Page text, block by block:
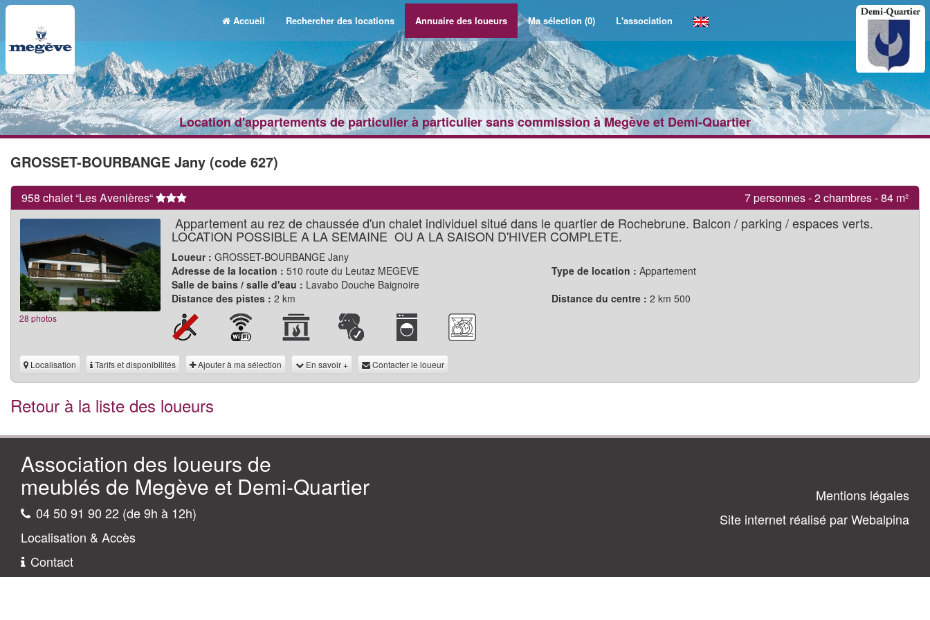
Accueil Rechercher des locations Annuaire des loueurs Ma sélection (0) L'association
Location d'appartements de particulier à particulier sans commission à Megève et Demi‑Quartier
GROSSET-BOURBANGE Jany (code 627)
958 chalet “Les Avenières“ 7 personnes - 2 chambres - 84 m²
28 photos
Appartement au rez de chaussée d'un chalet individuel situé dans le quartier de Rochebrune. Balcon / parking / espaces verts.
LOCATION POSSIBLE A LA SEMAINE OU A LA SAISON D'HIVER COMPLETE.
Loueur : GROSSET-BOURBANGE Jany
Adresse de la location : 510 route du Leutaz MEGEVE Type de location : Appartement
Salle de bains / salle d'eau : Lavabo Douche Baignoire
Distance des pistes : 2 km Distance du centre : 2 km 500
Localisation Tarifs et disponibilités Ajouter à ma sélection En savoir + Contacter le loueur
Retour à la liste des loueurs
Association des loueurs de
meublés de Megève et Demi-Quartier
04 50 91 90 22 (de 9h à 12h)
Localisation & Accès
Contact
Mentions légales
Site internet réalisé par Webalpina